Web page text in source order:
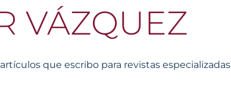
VÁZQUEZ
que escribo para revistas especializadas